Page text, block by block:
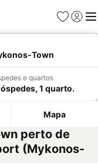
Favoritos
Iniciar
Town
e quartos
1 quarto.
Mapa
perto de
(Mykonos-